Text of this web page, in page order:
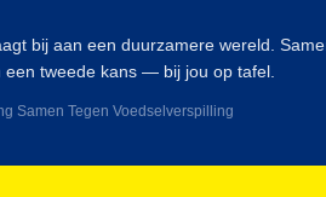
bij aan een duurzamere wereld.
een tweede kans — bij jou op tafel.
Samen Tegen Voedselverspilling